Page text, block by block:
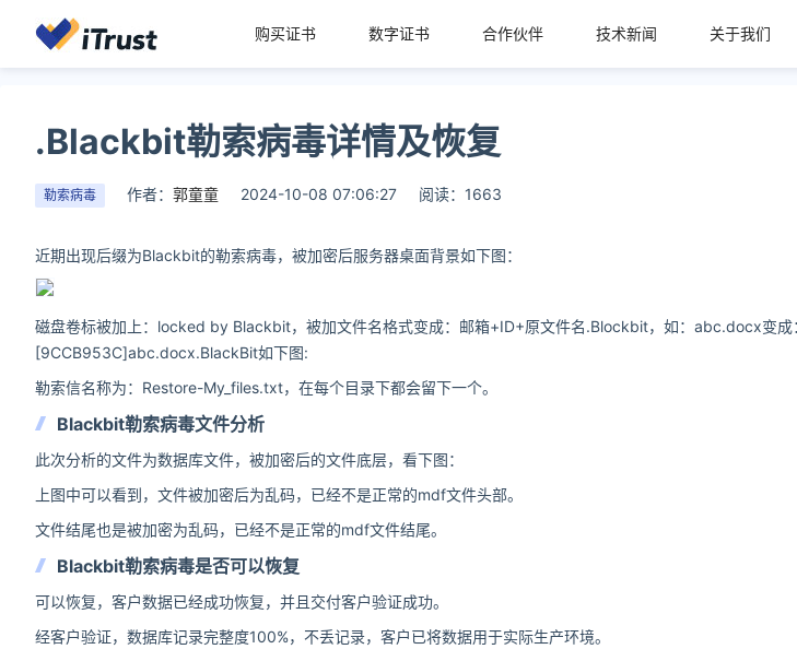
购买证书 数字证书 合作伙伴 技术新闻 关于我们
.Blackbit勒索病毒详情及恢复
勒索病毒 作者： 郭童童 2024-10-08 07:06:27 阅读：1663
近期出现后缀为Blackbit的勒索病毒，被加密后服务器桌面背景如下图：
磁盘卷标被加上：locked by Blackbit，被加文件名格式变成：邮箱+ID+原文件名.Blockbit，如：abc.docx变
[9CCB953C]abc.docx.BlackBit如下图:
勒索信名称为：Restore-My_files.txt，在每个目录下都会留下一个。
Blackbit勒索病毒文件分析
此次分析的文件为数据库文件，被加密后的文件底层，看下图：
上图中可以看到，文件被加密后为乱码，已经不是正常的mdf文件头部。
文件结尾也是被加密为乱码，已经不是正常的mdf文件结尾。
Blackbit勒索病毒是否可以恢复
可以恢复，客户数据已经成功恢复，并且交付客户验证成功。
经客户验证，数据库记录完整度100%，不丢记录，客户已将数据用于实际生产环境。